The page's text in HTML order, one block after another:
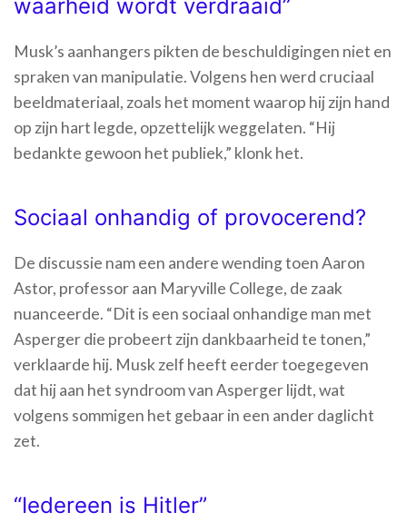
waarheid wordt verdraaid”
Musk’s aanhangers pikten de beschuldigingen niet en
spraken van manipulatie. Volgens hen werd cruciaal
beeldmateriaal, zoals het moment waarop hij zijn hand
op zijn hart legde, opzettelijk weggelaten. “Hij
bedankte gewoon het publiek,” klonk het.
Sociaal onhandig of provocerend?
De discussie nam een andere wending toen Aaron
Astor, professor aan Maryville College, de zaak
nuanceerde. “Dit is een sociaal onhandige man met
Asperger die probeert zijn dankbaarheid te tonen,”
verklaarde hij. Musk zelf heeft eerder toegegeven
dat hij aan het syndroom van Asperger lijdt, wat
volgens sommigen het gebaar in een ander daglicht
zet.
“Iedereen is Hitler”